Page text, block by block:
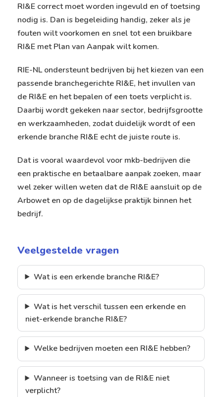
RI&E correct moet worden ingevuld en of toetsing
nodig is. Dan is begeleiding handig, zeker als je
fouten wilt voorkomen en snel tot een bruikbare
RI&E met Plan van Aanpak wilt komen.
RIE-NL ondersteunt bedrijven bij het kiezen van een
passende branchegerichte RI&E, het invullen van
de RI&E en het bepalen of een toets verplicht is.
Daarbij wordt gekeken naar sector, bedrijfsgrootte
en werkzaamheden, zodat duidelijk wordt of een
erkende branche RI&E echt de juiste route is.
Dat is vooral waardevol voor mkb-bedrijven die
een praktische en betaalbare aanpak zoeken, maar
wel zeker willen weten dat de RI&E aansluit op de
Arbowet en op de dagelijkse praktijk binnen het
bedrijf.
Veelgestelde vragen
Wat is een erkende branche RI&E?
Wat is het verschil tussen een erkende en
niet-erkende branche RI&E?
Welke bedrijven moeten een RI&E hebben?
Wanneer is toetsing van de RI&E niet
verplicht?